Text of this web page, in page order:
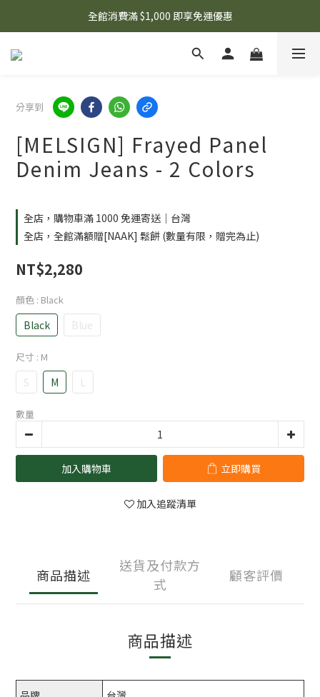
🌟 想知道現在有什麼優惠嗎？ 點擊查看最新優惠！
全館消費滿 $1,000 即享免運優惠
🌟 想知道現在有什麼優惠嗎？ 點擊查看最新優惠！
分享到
[MELSIGN] Frayed Panel
Denim Jeans - 2 Colors
全店，購物車滿 1000 免運寄送｜台灣
全店，全館滿額贈[NAAK] 鬆餅 (數量有限，贈完為止)
NT$2,280
顏色 : Black
Black Blue
尺寸 : M
S M L
數量
加入購物車 立即購買
加入追蹤清單
商品描述
送貨及付款方
式
顧客評價
商品描述